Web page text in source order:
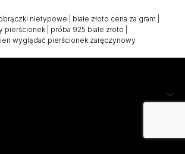
nietypowe białe złoto cena za gram
pierścionek
próba 925 białe złoto
wyglądać pierścionek zaręczynowy